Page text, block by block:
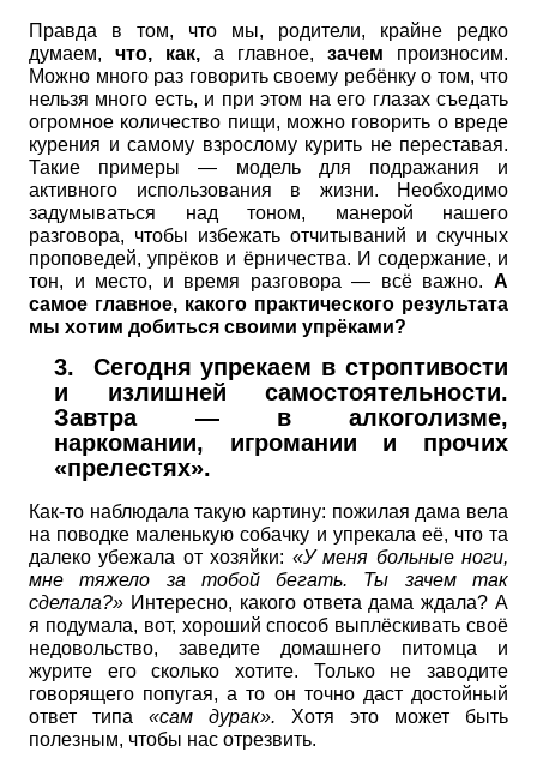
Правда в том, что мы, родители, крайне редко
думаем, что, как, а главное, зачем произносим.
Можно много раз говорить своему ребёнку о том, что
нельзя много есть, и при этом на его глазах съедать
огромное количество пищи, можно говорить о вреде
курения и самому взрослому курить не переставая.
Такие примеры — модель для подражания и
активного использования в жизни. Необходимо
задумываться над тоном, манерой нашего
разговора, чтобы избежать отчитываний и скучных
проповедей, упрёков и ёрничества. И содержание, и
тон, и место, и время разговора — всё важно. А
самое главное, какого практического результата
мы хотим добиться своими упрёками?
3.
Сегодня упрекаем в строптивости
и излишней самостоятельности.
Завтра — в алкоголизме,
наркомании, игромании и прочих
«прелестях».
Как-то наблюдала такую картину: пожилая дама вела
на поводке маленькую собачку и упрекала её, что та
далеко убежала от хозяйки: «У меня больные ноги,
мне тяжело за тобой бегать. Ты зачем так
сделала?» Интересно, какого ответа дама ждала? А
я подумала, вот, хороший способ выплёскивать своё
недовольство, заведите домашнего питомца и
журите его сколько хотите. Только не заводите
говорящего попугая, а то он точно даст достойный
ответ типа «сам дурак». Хотя это может быть
полезным, чтобы нас отрезвить.